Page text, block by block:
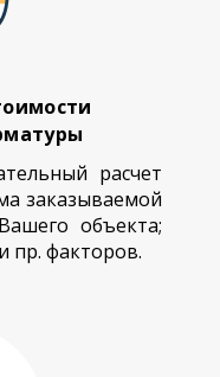
расчет
заказываемой
объекта;
пр. факторов.